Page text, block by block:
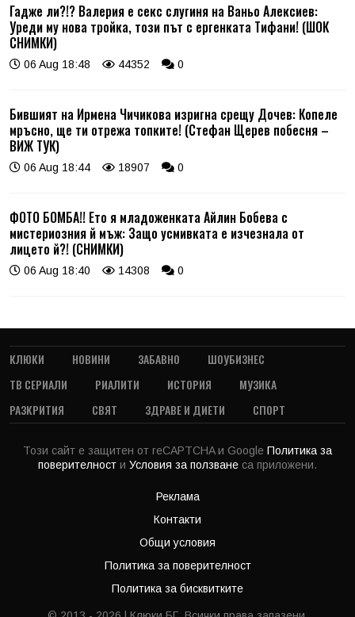
Гадже ли?!? Валерия е секс слугиня на Ваньо Алексиев:
Уреди му нова тройка, този път с ергенката Тифани! (ШОК
СНИМКИ)
06 Aug 18:48 44352 0
Бившият на Ирмена Чичикова изригна срещу Дочев: Копеле
мръсно, ще ти отрежа топките! (Стефан Щерев побесня –
ВИЖ ТУК)
06 Aug 18:44 18907 0
ФОТО БОМБА!! Ето я младоженката Айлин Бобева с
мистериозния й мъж: Защо усмивката е изчезнала от
лицето й?! (СНИМКИ)
06 Aug 18:40 14308 0
КЛЮКИ НОВИНИ ЗАБАВНО
ШОУБИЗНЕС
ТВ СЕРИАЛИ
РИАЛИТИ ИСТОРИЯ
МУЗИКА
РАЗКРИТИЯ
СВЯТ ЗДРАВЕ И ДИЕТИ СПОРТ
Този сайт е защитен от reCAPTCHA и Google Политика за
поверителност и Условия за ползване са приложени.
Реклама
Контакти
Общи условия
Политика за поверителност
Политика за бисквитките